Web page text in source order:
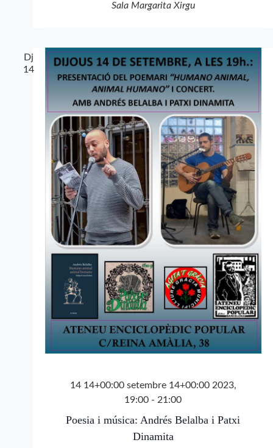
Sala Margarita Xirgu
Dj
14
14 14+00:00 setembre 14+00:00 2023,
19:00 - 21:00
Poesia i música: Andrés Belalba i Patxi
Dinamita